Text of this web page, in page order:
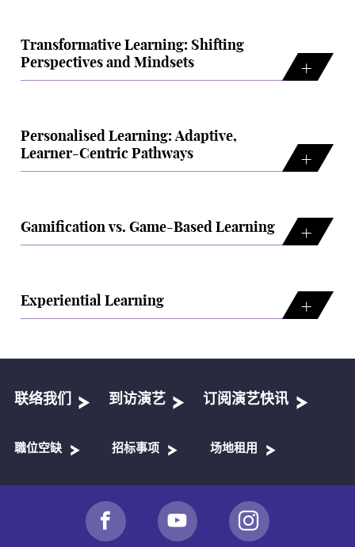
Transformative Learning: Shifting
Perspectives and Mindsets
Personalised Learning: Adaptive,
Learner-Centric Pathways
Gamification vs. Game-Based Learning
Experiential Learning
联络我们 到访演艺 订阅演艺快讯
職位空缺 招标事项 场地租用